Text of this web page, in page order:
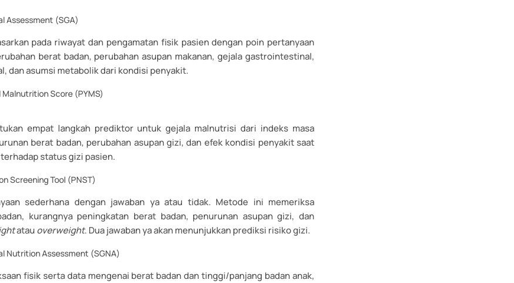
Assessment (SGA)
pada riwayat dan pengamatan fisik pasien dengan poin pertanyaan
berat badan, perubahan asupan makanan, gejala gastrointestinal,
dan asumsi metabolik dari kondisi penyakit.
Malnutrition Score (PYMS)
empat langkah prediktor untuk gejala malnutrisi dari indeks masa
berat badan, perubahan asupan gizi, dan efek kondisi penyakit saat
status gizi pasien.
Screening Tool (PNST)
sederhana dengan jawaban ya atau tidak. Metode ini memeriksa
kurangnya peningkatan berat badan, penurunan asupan gizi, dan
atau overweight. Dua jawaban ya akan menunjukkan prediksi risiko gizi.
Nutrition Assessment (SGNA)
fisik serta data mengenai berat badan dan tinggi/panjang badan anak,